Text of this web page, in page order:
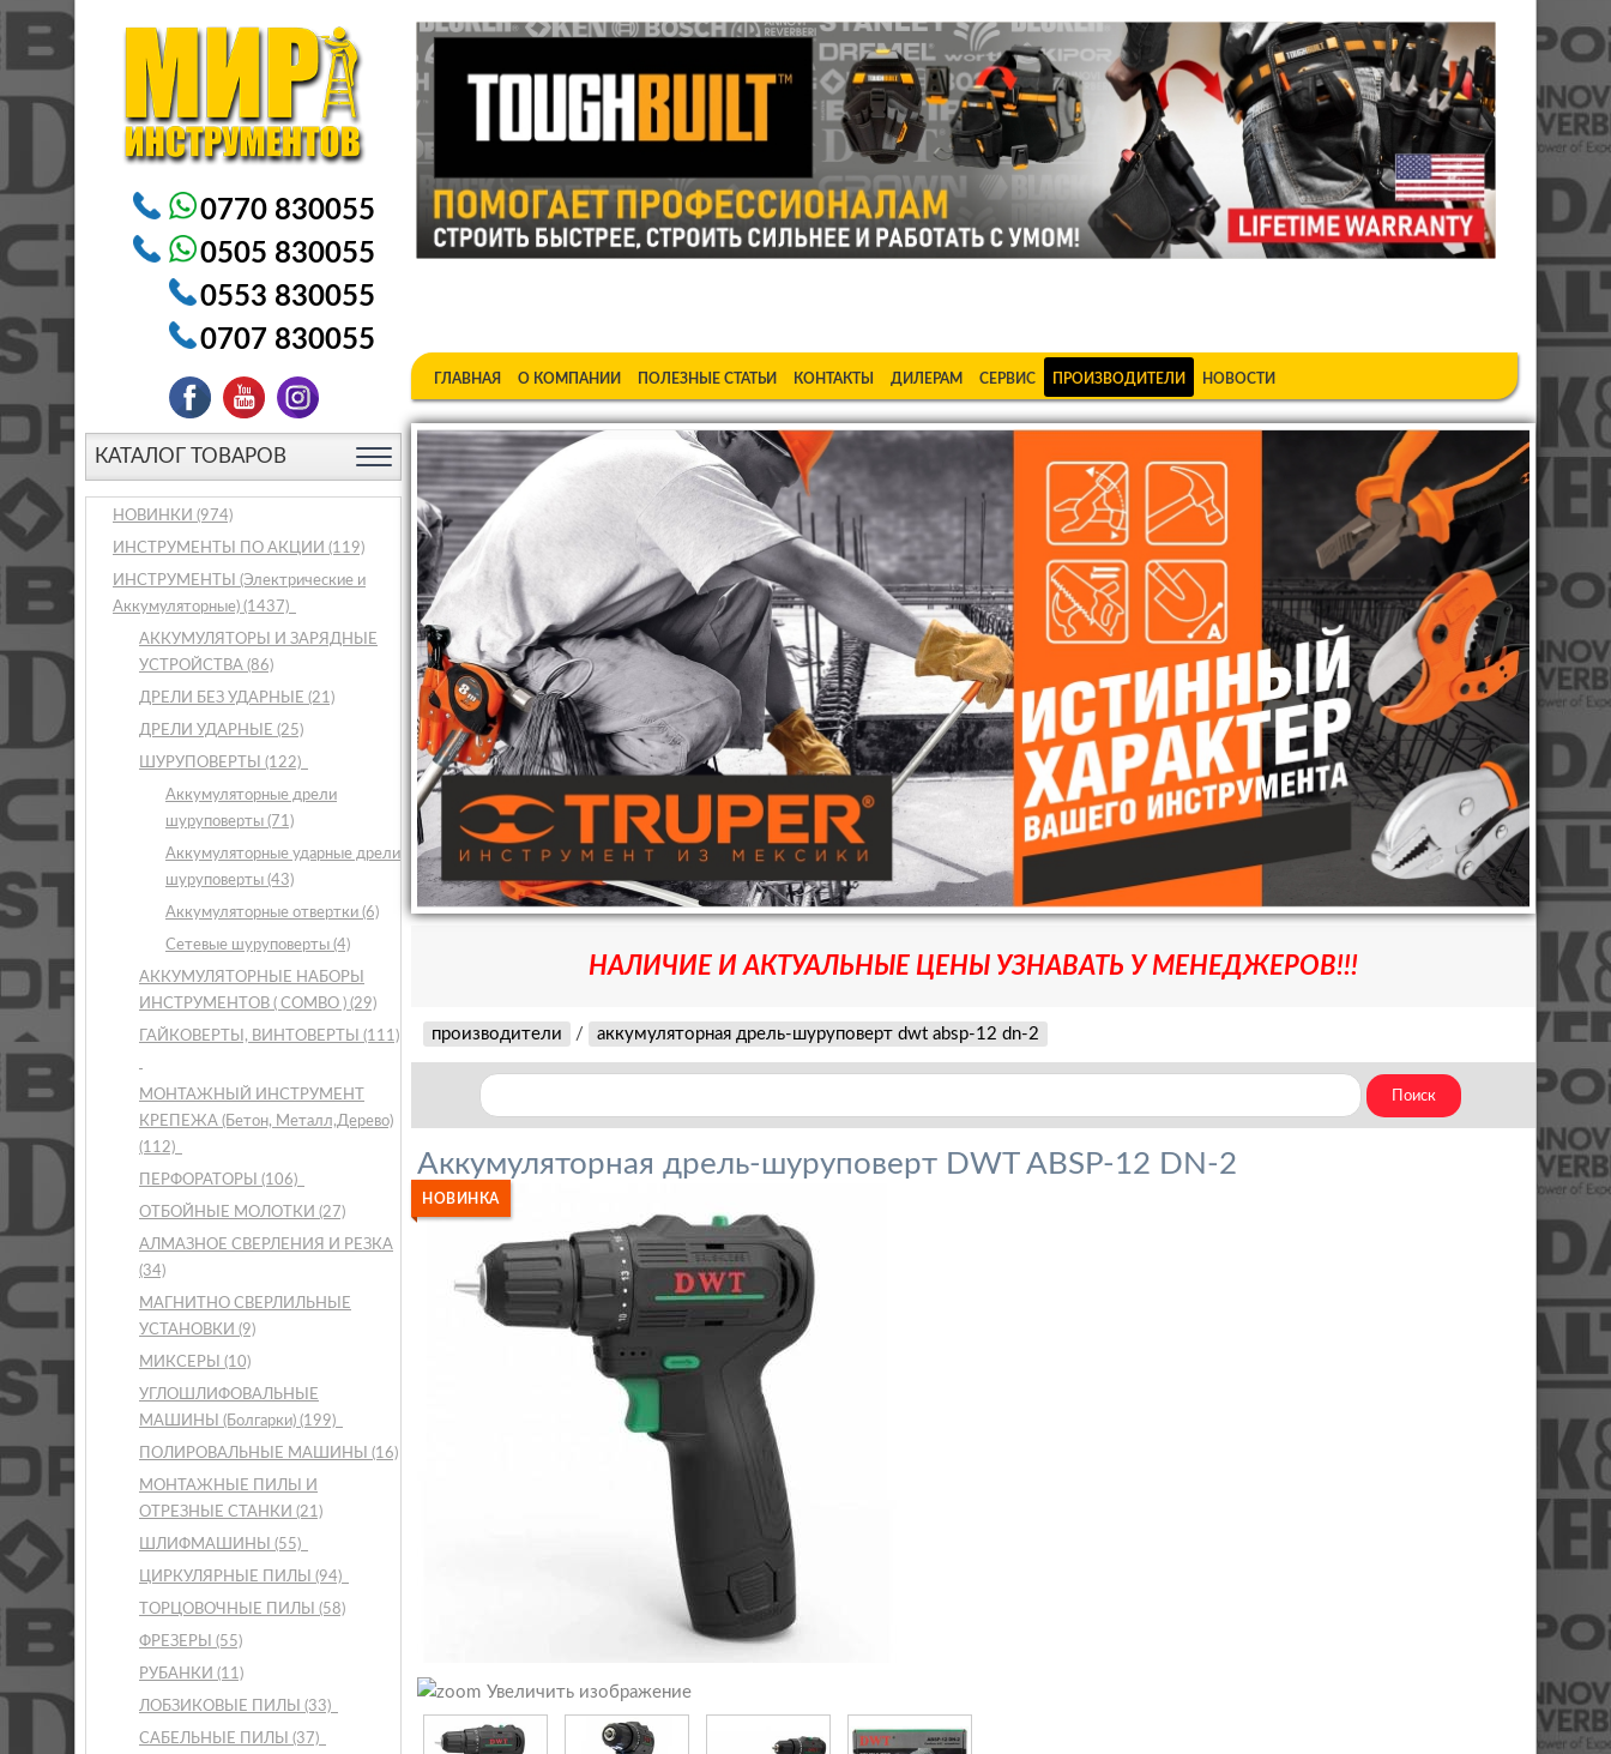
0770 830055
0505 830055
0553 830055
0707 830055
ГЛАВНАЯ О КОМПАНИИ ПОЛЕЗНЫЕ СТАТЬИ КОНТАКТЫ ДИЛЕРАМ СЕРВИС ПРОИЗВОДИТЕЛИ НОВОСТИ
КАТАЛОГ ТОВАРОВ
НОВИНКИ (974)
ИНСТРУМЕНТЫ ПО АКЦИИ (119)
ИНСТРУМЕНТЫ (Электрические и
Аккумуляторные) (1437)
АККУМУЛЯТОРЫ И ЗАРЯДНЫЕ
УСТРОЙСТВА (86)
ДРЕЛИ БЕЗ УДАРНЫЕ (21)
ДРЕЛИ УДАРНЫЕ (25)
ШУРУПОВЕРТЫ (122)
Аккумуляторные дрели
шуруповерты (71)
Аккумуляторные ударные дрели
шуруповерты (43)
Аккумуляторные отвертки (6)
Сетевые шуруповерты (4)
АККУМУЛЯТОРНЫЕ НАБОРЫ
ИНСТРУМЕНТОВ ( COMBO ) (29)
ГАЙКОВЕРТЫ, ВИНТОВЕРТЫ (111)
МОНТАЖНЫЙ ИНСТРУМЕНТ
КРЕПЕЖА (Бетон, Металл,Дерево)
(112)
ПЕРФОРАТОРЫ (106)
ОТБОЙНЫЕ МОЛОТКИ (27)
АЛМАЗНОЕ СВЕРЛЕНИЯ И РЕЗКА
(34)
МАГНИТНО СВЕРЛИЛЬНЫЕ
УСТАНОВКИ (9)
МИКСЕРЫ (10)
УГЛОШЛИФОВАЛЬНЫЕ
МАШИНЫ (Болгарки) (199)
ПОЛИРОВАЛЬНЫЕ МАШИНЫ (16)
МОНТАЖНЫЕ ПИЛЫ И
ОТРЕЗНЫЕ СТАНКИ (21)
ШЛИФМАШИНЫ (55)
ЦИРКУЛЯРНЫЕ ПИЛЫ (94)
ТОРЦОВОЧНЫЕ ПИЛЫ (58)
ФРЕЗЕРЫ (55)
РУБАНКИ (11)
ЛОБЗИКОВЫЕ ПИЛЫ (33)
САБЕЛЬНЫЕ ПИЛЫ (37)
НАЛИЧИЕ И АКТУАЛЬНЫЕ ЦЕНЫ УЗНАВАТЬ У МЕНЕДЖЕРОВ!!!
производители / аккумуляторная дрель-шуруповерт dwt absp-12 dn-2
Аккумуляторная дрель-шуруповерт DWT ABSP-12 DN-2
НОВИНКА
Увеличить изображение